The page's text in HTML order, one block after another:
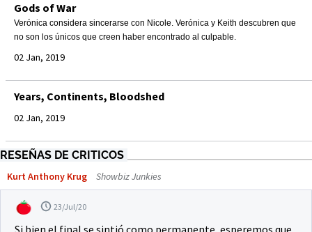
Gods of War
Verónica considera sincerarse con Nicole. Verónica y Keith descubren que
no son los únicos que creen haber encontrado al culpable.
02 Jan, 2019
Years, Continents, Bloodshed
02 Jan, 2019
RESEÑAS DE CRITICOS
Kurt Anthony Krug Showbiz Junkies
23/Jul/20
Si bien el final se sintió como permanente, esperemos que